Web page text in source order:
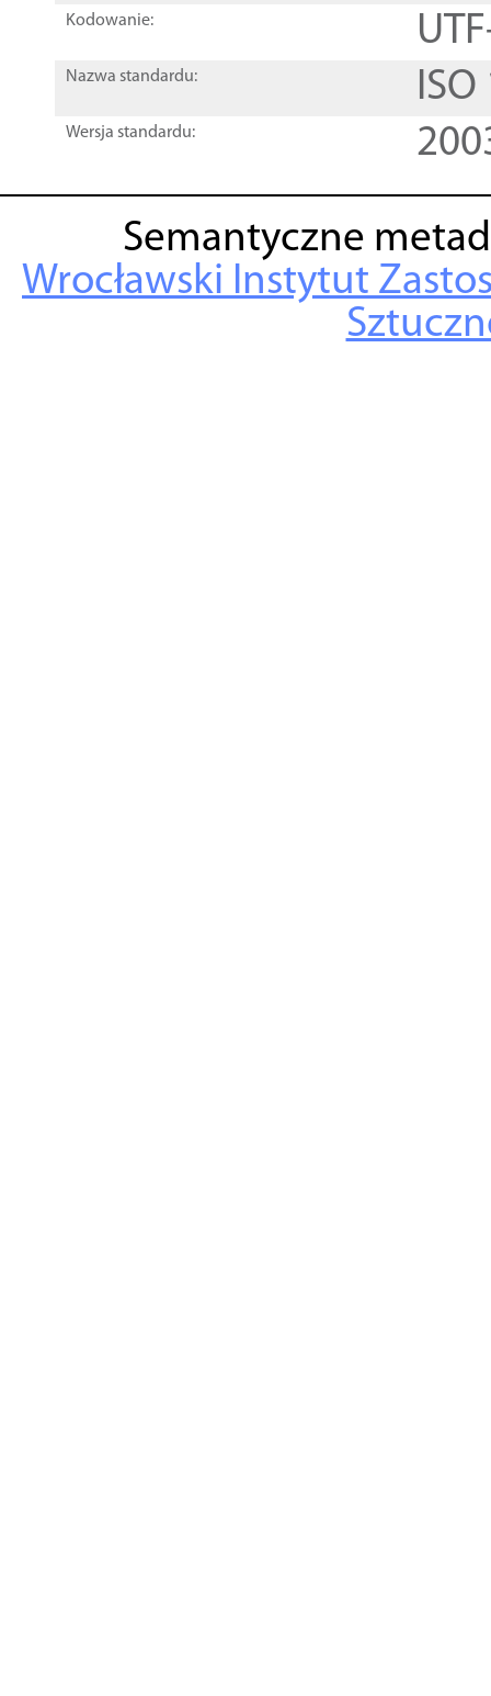
Kodowanie:
Nazwa standardu:
Wersja standardu:
Semantyczne
Wrocławski Instytut